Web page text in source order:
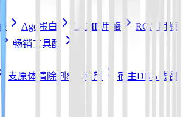
Ago蛋白 LAMP 用酶
RCA 用酶
畅销工具酶
支原体清除剂&预防剂 宿主DNA残留